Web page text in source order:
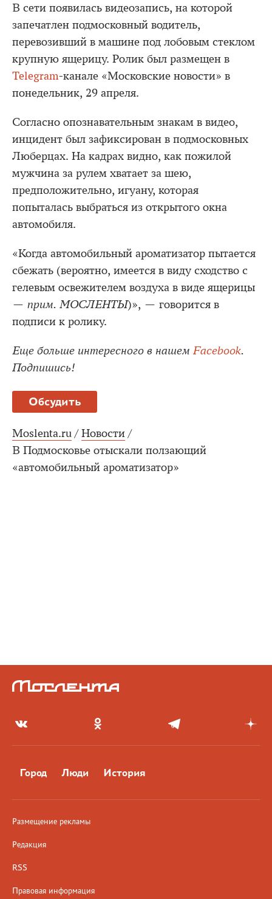
В сети появилась видеозапись, на которой
запечатлен подмосковный водитель,
перевозивший в машине под лобовым стеклом
крупную ящерицу. Ролик был размещен в
Telegram-канале «Московские новости» в
понедельник, 29 апреля.
Согласно опознавательным знакам в видео,
инцидент был зафиксирован в подмосковных
Люберцах. На кадрах видно, как пожилой
мужчина за рулем хватает за шею,
предположительно, игуану, которая
попыталась выбраться из открытого окна
автомобиля.
«Когда автомобильный ароматизатор пытается
сбежать (вероятно, имеется в виду сходство с
гелевым освежителем воздуха в виде ящерицы
— прим. МОСЛЕНТЫ)», — говорится в
подписи к ролику.
Еще больше интересного в нашем Facebook.
Подпишись!
Обсудить
Moslenta.ru / Новости /
В Подмосковье отыскали ползающий
«автомобильный ароматизатор»
Город Люди История
Размещение рекламы
Редакция
RSS
Правовая информация